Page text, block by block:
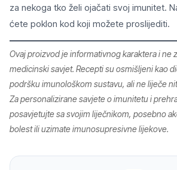
za nekoga tko želi ojačati svoj imunitet.
ćete poklon kod koji možete proslijediti.
Ovaj proizvod je informativnog karaktera i ne
medicinski savjet. Recepti su osmišljeni kao
podršku imunološkom sustavu, ali ne liječe
Za personalizirane savjete o imunitetu i
posavjetujte sa svojim liječnikom, posebno
bolest ili uzimate imunosupresivne lijekove.